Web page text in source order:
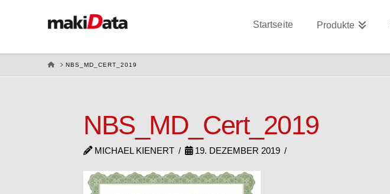
Startseite Produkte
HOMENBS_MD_CERT_2019
NBS_MD_Cert_2019
MICHAEL KIENERT 19. DEZEMBER 2019